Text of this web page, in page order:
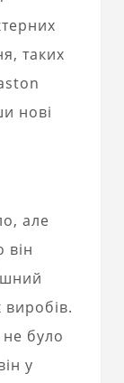
таких
нові
але
він
було
у